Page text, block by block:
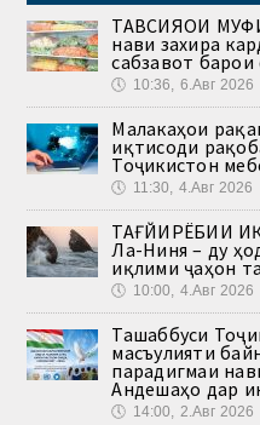
ТАВСИЯҲОИ
нави захира
сабзавот
🕔 10:36, 6.Авг 2026
Малакаҳои
иқтисоди
Тоҷикистон
🕔 11:30, 4.Авг 2026
ТАҒЙИРЁБИИ
Ла-Ниня – ду
иқлими ҷаҳон
🕔 10:00, 4.Авг 2026
Ташаббуси
масъулияти
парадигмаи
Андешаҳо дар
🕔 14:00, 2.Авг 2026